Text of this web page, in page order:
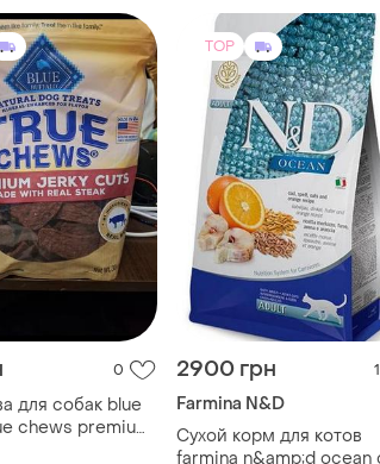
котов. оптемел с
говядиной
0
для собак blue
chews premium
TOP
2900 грн 1
Farmina N&D
Сухой корм для котов